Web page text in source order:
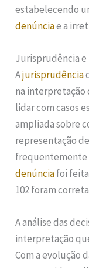
estabelecendo
denúnciae a
Jurisprudência
Ajurisprudência
na interpretação
lidar com casos
ampliada sobre
representação
frequentemente
denúnciafoi
102 foram
A análise das
interpretação
Com a evolução